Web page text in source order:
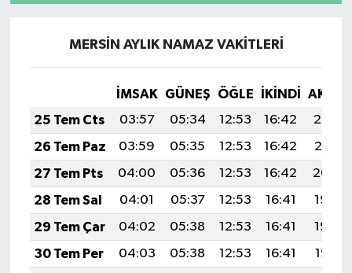
MERSİN AYLIK NAMAZ VAKITLERI
İMSAK GÜNEŞ ÖĞLE İKINDI
25 Tem Cts
03:57 05:34 12:53 16:42
20:02
26 Tem Paz
03:59 05:35 12:53 16:42
20:01
27 Tem Pts
04:00 05:36 12:53 16:42
20:00
28 Tem Sal
04:01 05:37 12:53 16:41
19:59
29 Tem Çar
04:02 05:38 12:53 16:41
19:59
30 Tem Per
04:03 05:38 12:53 16:41
19:58